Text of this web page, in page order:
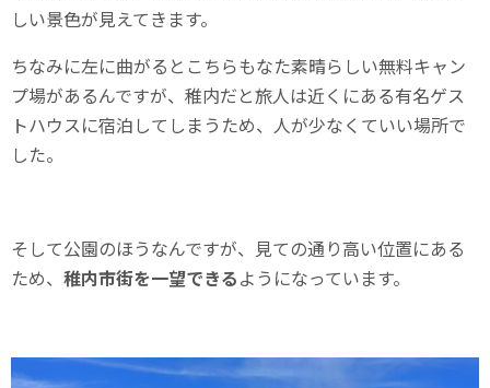
しい景色が見えてきます。
ちなみに左に曲がるとこちらもなた素晴らしい無料キャン
プ場があるんですが、稚内だと旅人は近くにある有名ゲス
トハウスに宿泊してしまうため、人が少なくていい場所で
した。
そして公園のほうなんですが、見ての通り高い位置にある
ため、 稚内市街を一望できるようになっています。